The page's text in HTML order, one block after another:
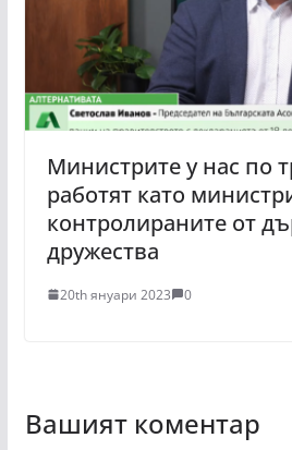
Министрите у нас по
работят като
контролираните от
дружества
20th януари 2023 0
Вашият коментар